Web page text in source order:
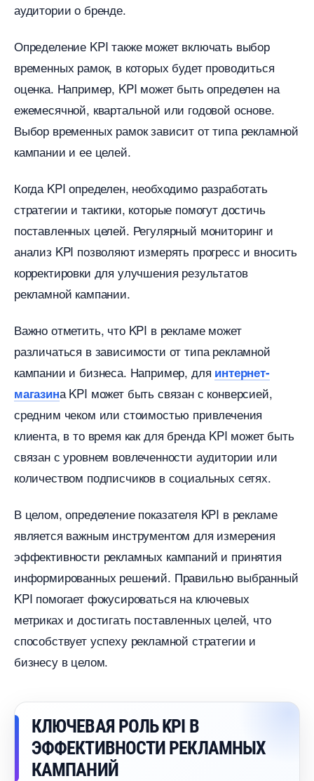
аудитории о бренде.
Определение KPI также может включать выбор
ременных рамок, в которых будет проводиться
оценка. Например, KPI может быть определен на
ежемесячной, квартальной или годовой основе.
ыбор временных рамок зависит от типа рекламной
кампании и ее целей.
Когда KPI определен, необходимо разработать
стратегии и тактики, которые помогут достичь
поставленных целей. Регулярный мониторинг и
анализ KPI позволяют измерять прогресс и вносить
корректировки для улучшения результато
рекламной кампании.
ажно отметить, что KPI в рекламе может
различаться в зависимости от типа рекламной
кампании и бизнеса. Например, для интернет-
магазина KPI может быть связан с конверсией,
средним чеком или стоимостью привлечения
клиента, в то время как для бренда KPI может быть
связан с уровнем вовлеченности аудитории или
количеством подписчиков в социальных сетях.
целом, определение показателя KPI в рекламе
является важным инструментом для измерения
эффективности рекламных кампаний и принятия
информированных решений. Правильно выбранный
KPI помогает фокусироваться на ключевых
метриках и достигать поставленных целей, что
способствует успеху рекламной стратегии и
изнесу в целом.
КЛЮЧЕВАЯ РОЛЬ KPI
ЭФФЕКТИВНОСТИ РЕКЛАМНЫХ
КАМПАНИЙ